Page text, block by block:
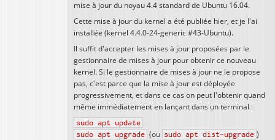
mise à jour du noyau 4.4 standard de Ubuntu 16.04.
Cette mise à jour du kernel a été publiée hier, et je l'ai
installée (kernel 4.4.0-24-generic #43-Ubuntu).
Il suffit d'accepter les mises à jour proposées par le
gestionnaire de mises à jour pour obtenir ce nouveau
kernel. Si le gestionnaire de mises à jour ne le propose
pas, c'est parce que la mise à jour est déployée
progressivement, et dans ce cas on peut l'obtenir quand
même immédiatement en lançant dans un terminal :
sudo apt update
sudo apt upgrade (ou sudo apt dist-upgrade )